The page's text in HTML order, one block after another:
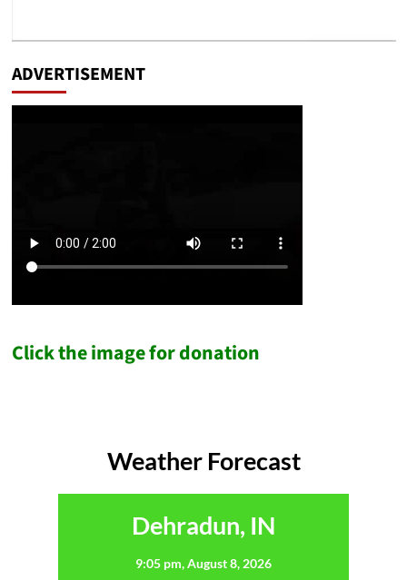
ADVERTISEMENT
Click the image for donation
Weather Forecast
Dehradun, IN
9:05 pm,August 8, 2026